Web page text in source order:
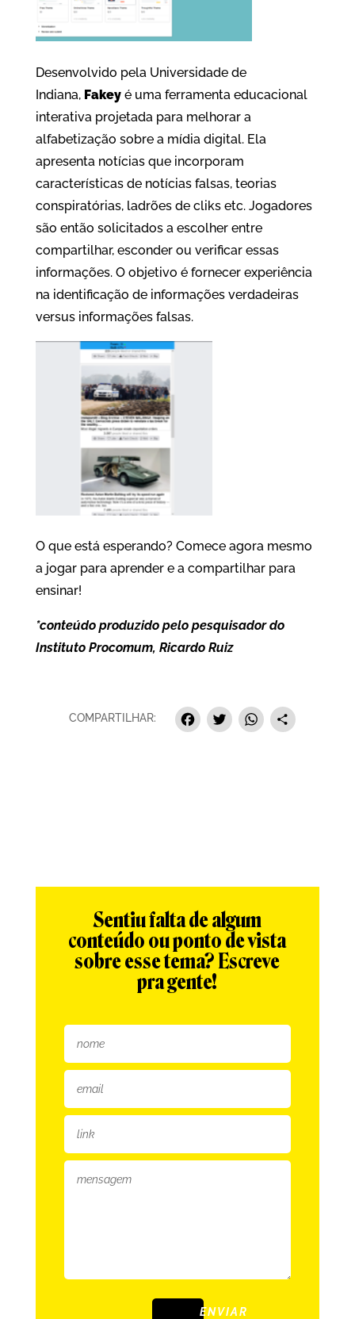
Desenvolvido pela Universidade de
Indiana, Fakeyé uma ferramenta educacional
interativa projetada para melhorar a
alfabetização sobre a mídia digital. Ela
apresenta notícias que incorporam
características de notícias falsas, teorias
conspiratórias, ladrões de cliks etc. Jogadores
são então solicitados a escolher entre
compartilhar, esconder ou verificar essas
informações. O objetivo é fornecer experiência
na identificação de informações verdadeiras
versus informações falsas.
O que está esperando? Comece agora mesmo
a jogar para aprender e a compartilhar para
ensinar!
*conteúdo produzido pelo pesquisador do
Instituto Procomum, Ricardo Ruiz
COMPARTILHAR: Facebook
Twitter
Sentiu falta de algum
conteúdo ou ponto de vista
sobre esse tema? Escreve
pra gente!
ENVIAR